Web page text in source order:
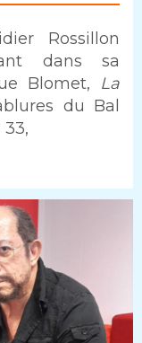
Rossillon
dans sa
Blomet, La
du Bal